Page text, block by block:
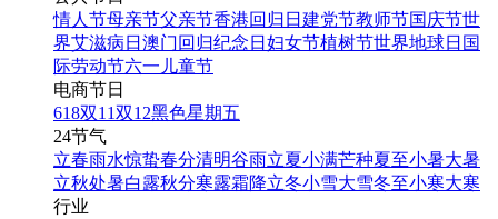
情人节母亲节父亲节香港回归日 建党节教师节国庆节世
界艾滋病日 澳门回归纪念日 妇女节植树节世界地球日 国
际劳动节六一儿童节
电商节日
618双11双12黑色星期五
24节气
立春雨水惊蛰春分清明谷雨立夏小满芒种夏至小暑大暑
立秋处暑白露秋分寒露霜降立冬小雪大雪冬至小寒大寒
行业